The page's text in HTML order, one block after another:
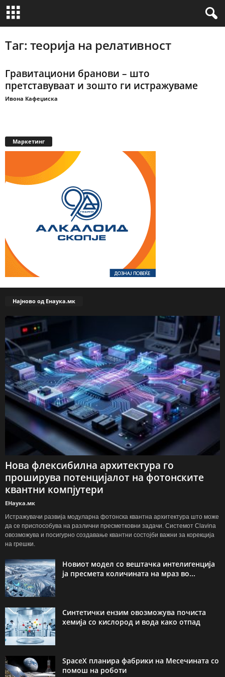
Таг: теорија на релативност
Гравитациони бранови – што
претставуваат и зошто ги истражуваме
Ивона Кафеџиска
Маркетинг
Најново од Енаука.мк
Нова флексибилна архитектура го
проширува потенцијалот на фотонските
квантни компјутери
ЕНаука.мк
Истражувачи развија модуларна фотонска квантна архитектура што може
да се приспособува на различни пресметковни задачи. Системот Clavina
овозможува и посигурно создавање квантни состојби важни за корекција
на грешки.
Новиот модел со вештачка интелигенција
ја пресмета количината на мраз во...
Синтетички ензим овозможува почиста
хемија со кислород и вода како отпад
SpaceX планира фабрики на Месечината со
помош на роботи